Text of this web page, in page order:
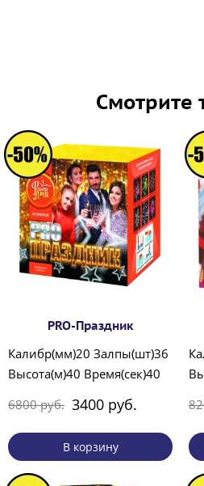
Смотрите
PRO-Праздник
Калибр(мм)20 Залпы(шт)36
Высота(м)40 Время(сек)40
6800 руб. 3400 руб.
В корзину